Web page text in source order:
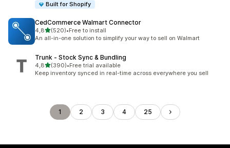
Built for Shopify
CedCommerce Walmart Connector
4,85 yıldız üzerinden
(520)
toplam 520 değerlendirme
•Free to install
An all-in-one solution to simplify your way to sell on Walmart
Trunk ‑ Stock Sync & Bundling
4,85 yıldız üzerinden
(390)
toplam 390 değerlendirme
•Free trial available
Keep inventory synced in real-time across everywhere you sell
1 2 3 4 25